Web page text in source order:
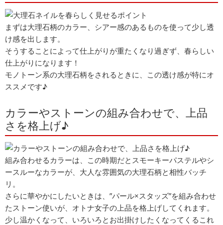
まずは大理石柄のカラー、シアー感のあるものを使って少し透
け感を出します。
そうすることによって仕上がりが重たくなり過ぎず、春らしい
仕上がりになります！
モノトーン系の大理石柄をされるときに、この透け感が特にオ
ススメです♪
カラーやストーンの組み合わせで、上品
さを格上げ♪
組み合わせるカラーは、この時期だとスモーキーパステルやシ
ースルーなカラーが、大人な雰囲気の大理石柄と相性バッチ
リ。
さらに華やかにしたいときは、”パール×スタッズ”を組み合わせ
たストーン使いが、オトナ女子の上品を格上げしてくれます。
少し温かくなって、いろいろとお出掛けしたくなってくるこれ